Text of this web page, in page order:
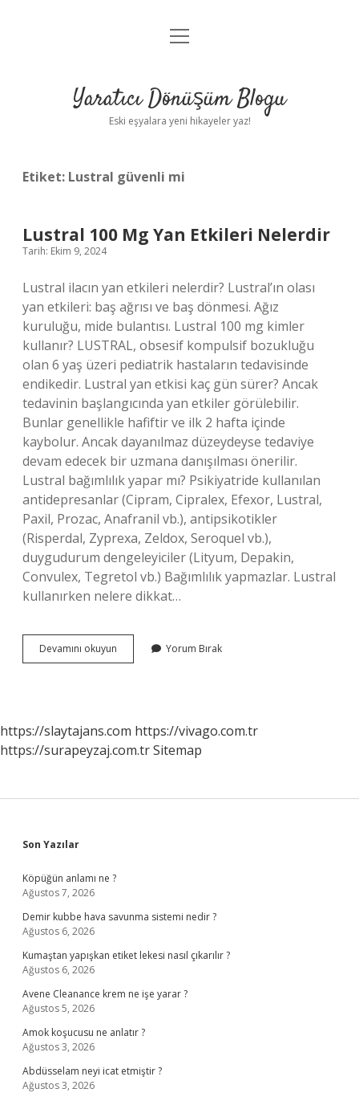
Anasayfa
Yasal Uyarı
menüyü
Yaratıcı Dönüşüm Blogu
Eski eşyalara yeni hikayeler yaz!
Etiket: Lustral güvenli mi
Lustral 100 Mg Yan Etkileri Nelerdir
Tarih: Ekim 9, 2024
Lustral ilacın yan etkileri nelerdir? Lustral’ın olası
yan etkileri: baş ağrısı ve baş dönmesi. Ağız
kuruluğu, mide bulantısı. Lustral 100 mg kimler
kullanır? LUSTRAL, obsesif kompulsif bozukluğu
olan 6 yaş üzeri pediatrik hastaların tedavisinde
endikedir. Lustral yan etkisi kaç gün sürer? Ancak
tedavinin başlangıcında yan etkiler görülebilir.
Bunlar genellikle hafiftir ve ilk 2 hafta içinde
kaybolur. Ancak dayanılmaz düzeydeyse tedaviye
devam edecek bir uzmana danışılması önerilir.
Lustral bağımlılık yapar mı? Psikiyatride kullanılan
antidepresanlar (Cipram, Cipralex, Efexor, Lustral,
Paxil, Prozac, Anafranil vb.), antipsikotikler
(Risperdal, Zyprexa, Zeldox, Seroquel vb.),
duygudurum dengeleyiciler (Lityum, Depakin,
Convulex, Tegretol vb.) Bağımlılık yapmazlar. Lustral
kullanırken nelere dikkat…
Devamını okuyun
100
Yorum Bırak
https://slaytajans.com https://vivago.com.tr
https://surapeyzaj.com.trSitemap
Sidebar
Son Yazılar
Köpüğün anlamı ne ?
Ağustos 7, 2026
Demir kubbe hava savunma sistemi nedir ?
Ağustos 6, 2026
Kumaştan yapışkan etiket lekesi nasıl çıkarılır ?
Ağustos 6, 2026
Avene Cleanance krem ne işe yarar ?
Ağustos 5, 2026
Amok koşucusu ne anlatır ?
Ağustos 3, 2026
Abdüsselam neyi icat etmiştir ?
Ağustos 3, 2026